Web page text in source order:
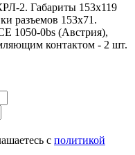
2. Габариты 153х119
разъемов 153х71.
1050-0bs (Австрия),
контактом - 2 шт.
с политикой